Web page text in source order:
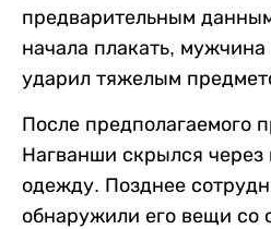
предварительным
начала плакать,
ударил тяжелым
После предполагаемого
Нагванши скрылся через
одежду. Позднее
обнаружили его вещи со